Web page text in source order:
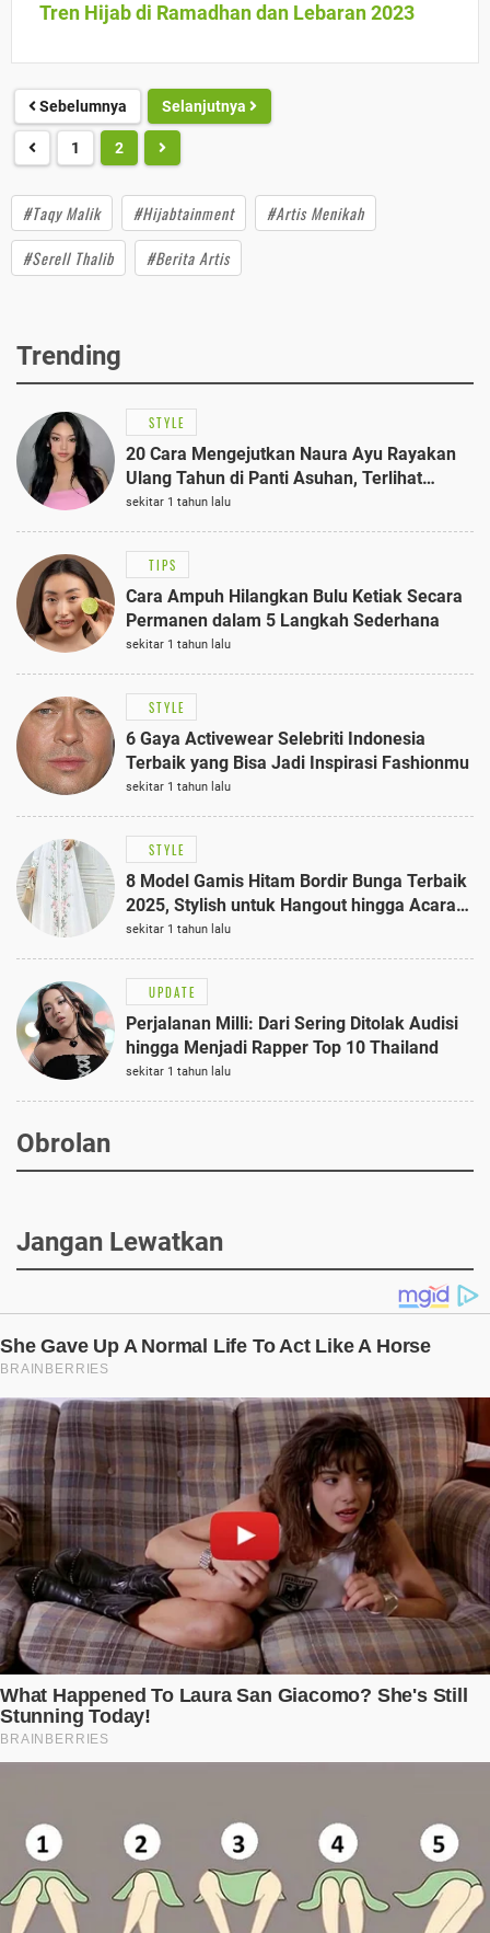
Tren Hijab di Ramadhan dan Lebaran 2023
Sebelumnya Selanjutnya
1 2
#Taqy Malik #Hijabtainment
#Artis Menikah
#Serell Thalib
#Berita Artis
Trending
STYLE
20 Cara Mengejutkan Naura Ayu Rayakan
Ulang Tahun di Panti Asuhan, Terlihat
Anggun dengan Kaftan Cokelat
sekitar 1 tahun lalu
TIPS
Cara Ampuh Hilangkan Bulu Ketiak Secara
Permanen dalam 5 Langkah Sederhana
sekitar 1 tahun lalu
STYLE
6 Gaya Activewear Selebriti Indonesia
Terbaik yang Bisa Jadi Inspirasi Fashionmu
sekitar 1 tahun lalu
STYLE
8 Model Gamis Hitam Bordir Bunga Terbaik
2025, Stylish untuk Hangout hingga Acara
Semi-Formal
sekitar 1 tahun lalu
UPDATE
Perjalanan Milli: Dari Sering Ditolak Audisi
hingga Menjadi Rapper Top 10 Thailand
sekitar 1 tahun lalu
Obrolan
Jangan Lewatkan